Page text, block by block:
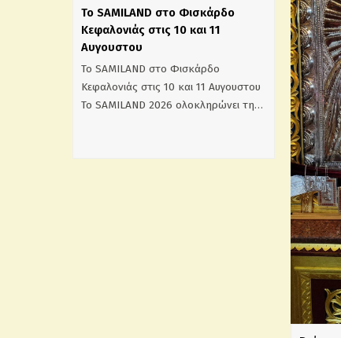
Το SAMILAND στο Φισκάρδο
Κεφαλονιάς στις 10 και 11
Αυγουστου
Το SAMILAND στο Φισκάρδο
Κεφαλονιάς στις 10 και 11 Αυγουστου
Το SAMILAND 2026 ολοκληρώνει τη…